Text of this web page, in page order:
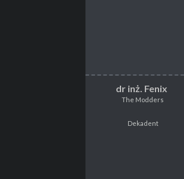
dr inż. Fenix
The Modders
The Modders
Dekadent